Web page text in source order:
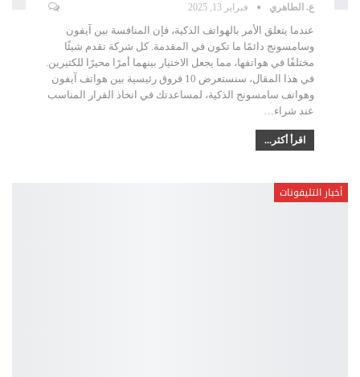
ع. الطاهري فبراير 13, 2025
عندما يتعلق الأمر بالهواتف الذكية، فإن المنافسة بين آيفون
وسامسونج دائمًا ما تكون في المقدمة. كل شركة تقدم شيئًا
مختلفًا في هواتفها، مما يجعل الاختيار بينهما أمرًا محيرًا للكثيرين.
في هذا المقال، سنستعرض 10 فروق رئيسية بين هواتف آيفون
وهواتف سامسونج الذكية، لمساعدتك في اتخاذ القرار المناسب
عند شراء
اقرأ أكثر...
أخبار التليفونات